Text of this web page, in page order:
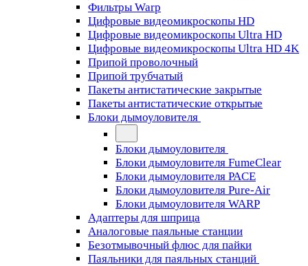
Фильтры Warp
Цифровые видеомикроскопы HD
Цифровые видеомикроскопы Ultra HD
Цифровые видеомикроскопы Ultra HD 4K
Припой проволочный
Припой трубчатый
Пакеты антистатические закрытые
Пакеты антистатические открытые
Блоки дымоуловителя
Блоки дымоуловителя
Блоки дымоуловителя FumeClear
Блоки дымоуловителя PACE
Блоки дымоуловителя Pure-Air
Блоки дымоуловителя WARP
Адаптеры для шприца
Аналоговые паяльные станции
Безотмывочный флюс для пайки
Паяльники для паяльных станций